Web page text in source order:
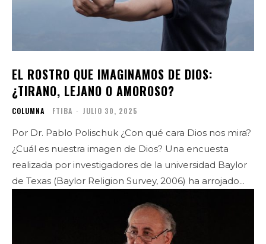
EL ROSTRO QUE IMAGINAMOS DE DIOS:
¿TIRANO, LEJANO O AMOROSO?
COLUMNA FTIBA - JULIO 30, 2025
Por Dr. Pablo Polischuk ¿Con qué cara Dios nos mira?
¿Cuál es nuestra imagen de Dios? Una encuesta
realizada por investigadores de la universidad Baylor
de Texas (Baylor Religion Survey, 2006) ha arrojado...